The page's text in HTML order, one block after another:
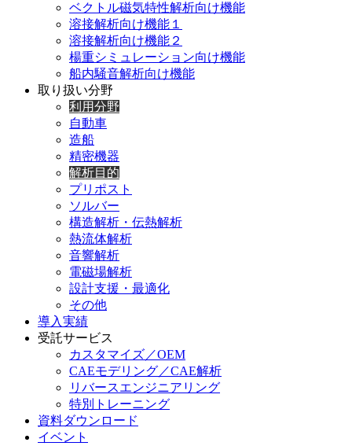
ベクトル磁気特性解析向け機能
溶接解析向け機能１
溶接解析向け機能２
楊重シミュレーション向け機能
船内騒音解析向け機能
取り扱い分野
利用分野
自動車
造船
精密機器
解析目的
プリポスト
ソルバー
構造解析・伝熱解析
熱流体解析
音響解析
電磁場解析
設計支援・最適化
その他
導入実績
受託サービス
カスタマイズ／OEM
CAEモデリング／CAE解析
リバースエンジニアリング
特別トレーニング
資料ダウンロード
イベント